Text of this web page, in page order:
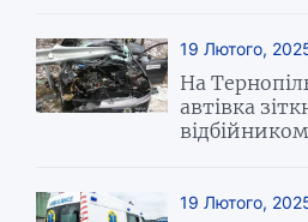
19 Лютого,
На
автівка
відбійником
19 Лютого,